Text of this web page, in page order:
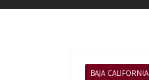
BAJA CALIFORNIA